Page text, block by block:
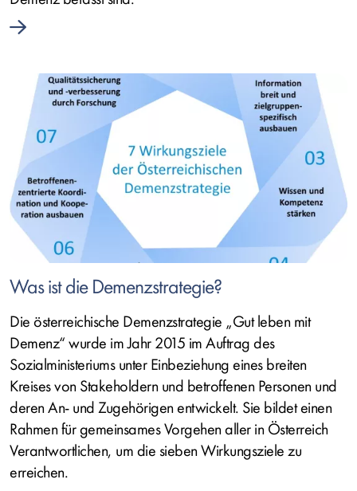
Was ist die Demenzstrategie?
Die österreichische Demenzstrategie „Gut leben mit
Demenz“ wurde im Jahr 2015 im Auftrag des
Sozialministeriums unter Einbeziehung eines breiten
Kreises von Stakeholdern und betroffenen Personen und
deren An- und Zugehörigen entwickelt. Sie bildet einen
Rahmen für gemeinsames Vorgehen aller in Österreich
Verantwortlichen, um die sieben Wirkungsziele zu
erreichen.